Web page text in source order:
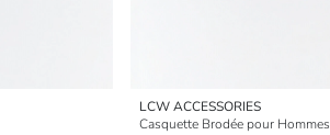
LCW ACCESSORIES
Casquette Brodée pour Hommes